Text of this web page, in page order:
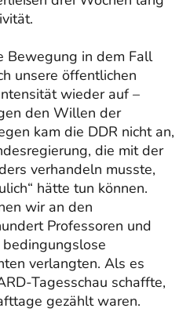
Bewegung in dem Fall
unsere öffentlichen
wieder auf –
den Willen der
kam die DDR nicht an,
die mit der
verhandeln musste,
hätte tun können.
wir an den
Professoren und
verlangten. Als es
Tagesschau schaffte,
gezählt waren.